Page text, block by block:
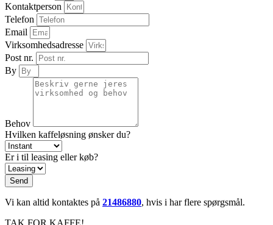
Kontaktperson
Telefon
Email
Virksomhedsadresse
Post nr.
By
Behov
Hvilken kaffeløsning ønsker du?
Er i til leasing eller køb?
Send
Vi kan altid kontaktes på 21486880, hvis i har flere spørgsmål.
TAK FOR KAFFE!